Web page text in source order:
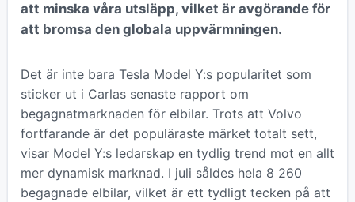
att minska våra utsläpp, vilket är avgörande för
att bromsa den globala uppvärmningen.
Det är inte bara Tesla Model Y:s popularitet som
sticker ut i Carlas senaste rapport om
begagnatmarknaden för elbilar. Trots att Volvo
fortfarande är det populäraste märket totalt sett,
visar Model Y:s ledarskap en tydlig trend mot en allt
mer dynamisk marknad. I juli såldes hela 8 260
begagnade elbilar, vilket är ett tydligt tecken på att